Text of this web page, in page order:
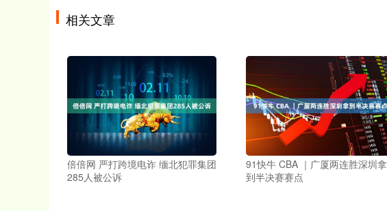
相关文章
倍倍网 严打跨境电诈 缅北犯罪集团
285人被公诉
91快牛 CBA ｜广厦两连胜深圳拿
到半决赛赛点